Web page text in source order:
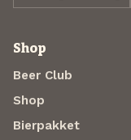
Shop
Beer Club
Shop
Bierpakket